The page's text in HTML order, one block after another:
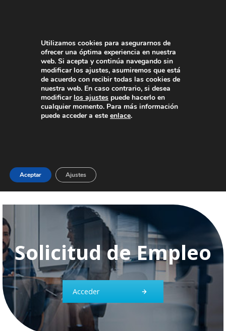
Estamos a su disposición
para atenderle
Error:Formulario de contacto no encontrado.
Solicitud de Empleo
Acceder
Utilizamos cookies para asegurarnos de
ofrecer una óptima experiencia en nuestra
web. Si acepta y continúa navegando sin
modificar los ajustes, asumiremos que está
de acuerdo con recibir todas las cookies de
nuestra web. En caso contrario, si desea
modificar los ajustes puede hacerlo en
cualquier momento. Para más información
puede acceder a este enlace.
Aceptar Ajustes